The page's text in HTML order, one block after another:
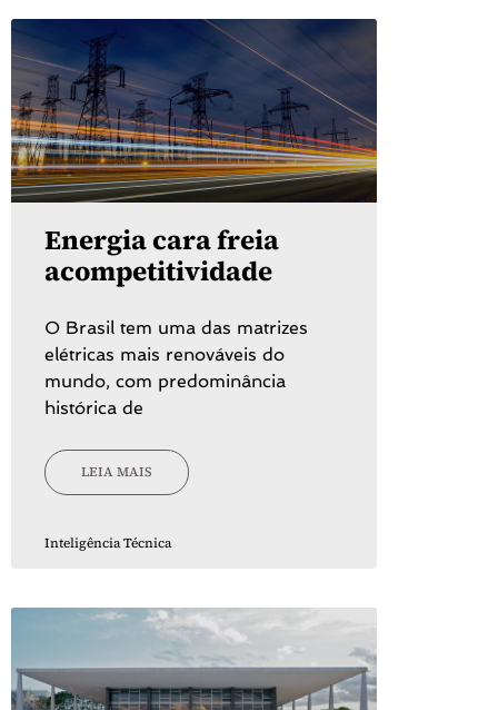
Energia cara freia
acompetitividade
O Brasil tem uma das matrizes
elétricas mais renováveis do
mundo, com predominância
histórica de
LEIA MAIS
Inteligência Técnica